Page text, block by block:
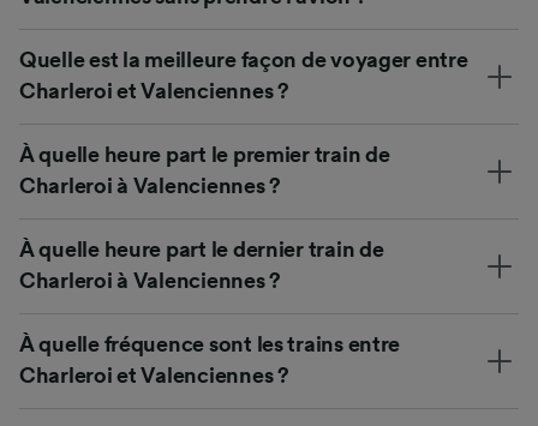
Quelle est la meilleure façon de voyager entre
Charleroi et Valenciennes ?
À quelle heure part le premier train de
Charleroi à Valenciennes ?
À quelle heure part le dernier train de
Charleroi à Valenciennes ?
À quelle fréquence sont les trains entre
Charleroi et Valenciennes ?